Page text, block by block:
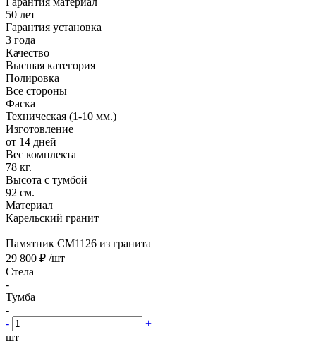
50 лет
Гарантия установка
3 года
Качество
Высшая категория
Полировка
Все стороны
Фаска
Техническая (1-10 мм.)
Изготовление
от 14 дней
Вес комплекта
78 кг.
Высота с тумбой
92 см.
Материал
Карельский гранит
Памятник CM1126 из гранита
29 800 ₽ /шт
Стела
-
Тумба
-
-
+
шт